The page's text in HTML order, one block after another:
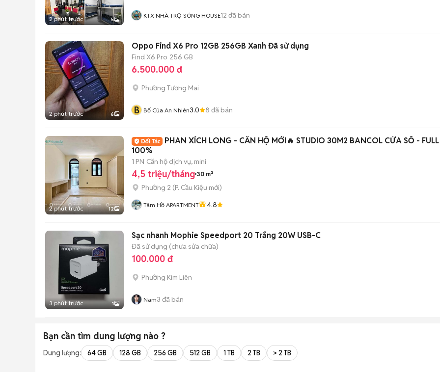
2 phút trước 5 KTX NHÀ TRỌ SÓNG HOUSE12 đã bán
2 phút trước 6
Oppo Find X6 Pro 12GB 256GB Xanh Đã sử dụng
Find X6 Pro 256 GB
6.500.000 đ
Phường Tương Mai
B Bố Của An Nhiên3.0 8 đã bán
2 phút trước 12
PHAN XÍCH LONG - CĂN HỘ MỚI🔥 STUDIO 30M2 BANCOL CỬA SỔ -
100%
1 PN Căn hộ dịch vụ, mini
4,5 triệu/tháng 30 m²
Phường 2 (P. Cầu Kiệu mới)
Tâm Hồ APARTMENT 4.8
3 phút trước 1
Sạc nhanh Mophie Speedport 20 Trắng 20W USB-C
Đã sử dụng (chưa sửa chữa)
100.000 đ
Phường Kim Liên
Nam3 đã bán
Bạn cần tìm dung lượng nào ?
Dung lượng: 64 GB 128 GB 256 GB 512 GB 1 TB 2 TB > 2 TB